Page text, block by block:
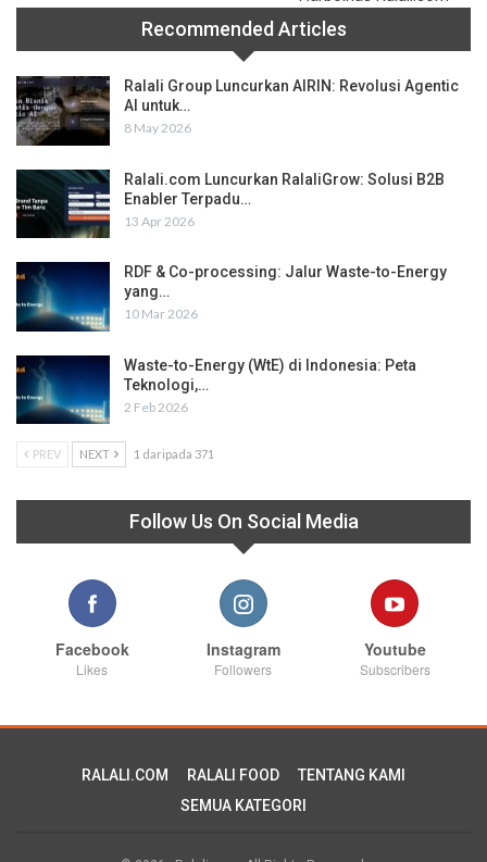
Recommended Articles
Ralali Group Luncurkan AIRIN: Revolusi Agentic
AI untuk…
8 May 2026
Ralali.com Luncurkan RalaliGrow: Solusi B2B
Enabler Terpadu…
13 Apr 2026
RDF & Co-processing: Jalur Waste-to-Energy
yang…
10 Mar 2026
Waste-to-Energy (WtE) di Indonesia: Peta
Teknologi,…
2 Feb 2026
PREV NEXT 1 daripada 371
Follow Us On Social Media
Facebook
Likes
Instagram
Followers
Youtube
Subscribers
RALALI.COM RALALI FOOD
TENTANG KAMI
SEMUA KATEGORI